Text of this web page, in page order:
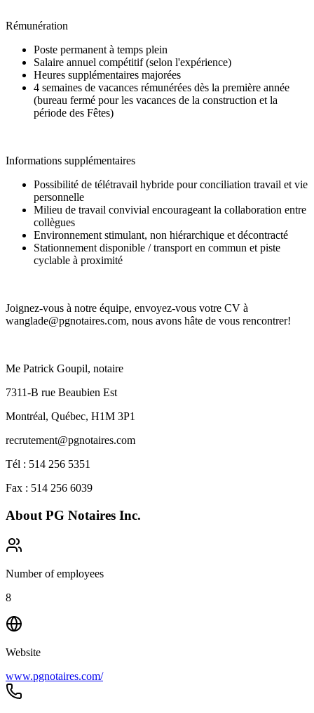
Rémunération
Poste permanent à temps plein
Salaire annuel compétitif (selon l'expérience)
Heures supplémentaires majorées
4 semaines de vacances rémunérées dès la première année
(bureau fermé pour les vacances de la construction et la
période des Fêtes)
Informations supplémentaires
Possibilité de télétravail hybride pour conciliation travail et vie
personnelle
Milieu de travail convivial encourageant la collaboration entre
collègues
Environnement stimulant, non hiérarchique et décontracté
Stationnement disponible / transport en commun et piste
cyclable à proximité
Joignez-vous à notre équipe, envoyez-vous votre CV à
wanglade@pgnotaires.com, nous avons hâte de vous rencontrer!
Me Patrick Goupil, notaire
7311-B rue Beaubien Est
Montréal, Québec, H1M 3P1
recrutement@pgnotaires.com
Tél : 514 256 5351
Fax : 514 256 6039
About PG Notaires Inc.
Number of employees
8
Website
www.pgnotaires.com/